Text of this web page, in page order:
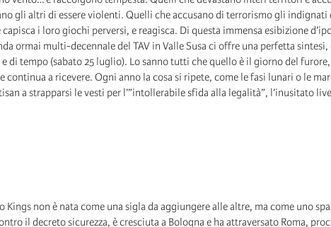
gli altri di essere violenti. Quelli che accusano di terrorismo gli indignati
i loro giochi perversi, e reagisca. Di questa immensa esibizione
ormai multi-decennale del TAV in Valle Susa ci offre una perfetta sintesi,
di tempo (sabato 25 luglio). Lo sanno tutti che quello è il giorno del
a ricevere. Ogni anno la cosa si ripete, come le fasi lunari o le
a strapparsi le vesti per l’”intollerabile sfida alla legalità”, l’inusitato
Kings non è nata come una sigla da aggiungere alle altre, ma come uno
il decreto sicurezza, è cresciuta a Bologna e ha attraversato Roma,